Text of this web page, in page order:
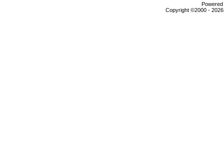
Copyright ©2000 -